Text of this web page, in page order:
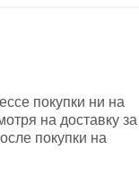
покупки ни на
на доставку за
покупки на
магазина
была решена.